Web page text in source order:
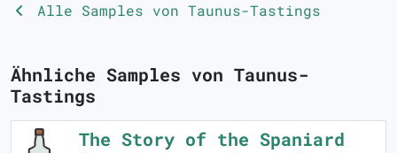
Alle Samples von Taunus-Tastings
Ähnliche Samples von Taunus-
Tastings
The Story of the Spaniard